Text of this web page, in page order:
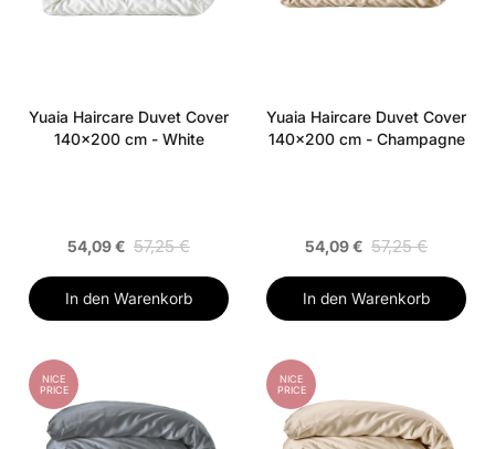
Yuaia Haircare Duvet Cover
140x200 cm - White
54,09 € 57,25 €
In den Warenkorb
Yuaia Haircare Duvet Cover
140x200 cm - Champagne
54,09 € 57,25 €
In den Warenkorb
NICE
PRICE
NICE
PRICE